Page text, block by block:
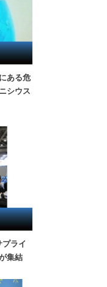
ある危
シウス
プライ
集結